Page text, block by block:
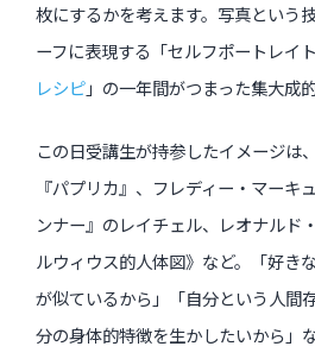
枚にするかを考えます。写真という
ーフに表現する「セルフポートレイ
レシピ」の一年間がつまった集大成
この日受講生が持参したイメージは
『パプリカ』、フレディー・マーキ
ンナー』のレイチェル、レオナルド
ルウィウス的人体図》など。「好き
が似ているから」「自分という人間
分の身体的特徴を生かしたいから」